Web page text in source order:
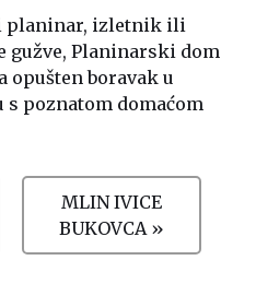
planinar, izletnik ili
gužve, Planinarski dom
opušten boravak u
poznatom domaćom
MLIN IVICE
BUKOVCA »